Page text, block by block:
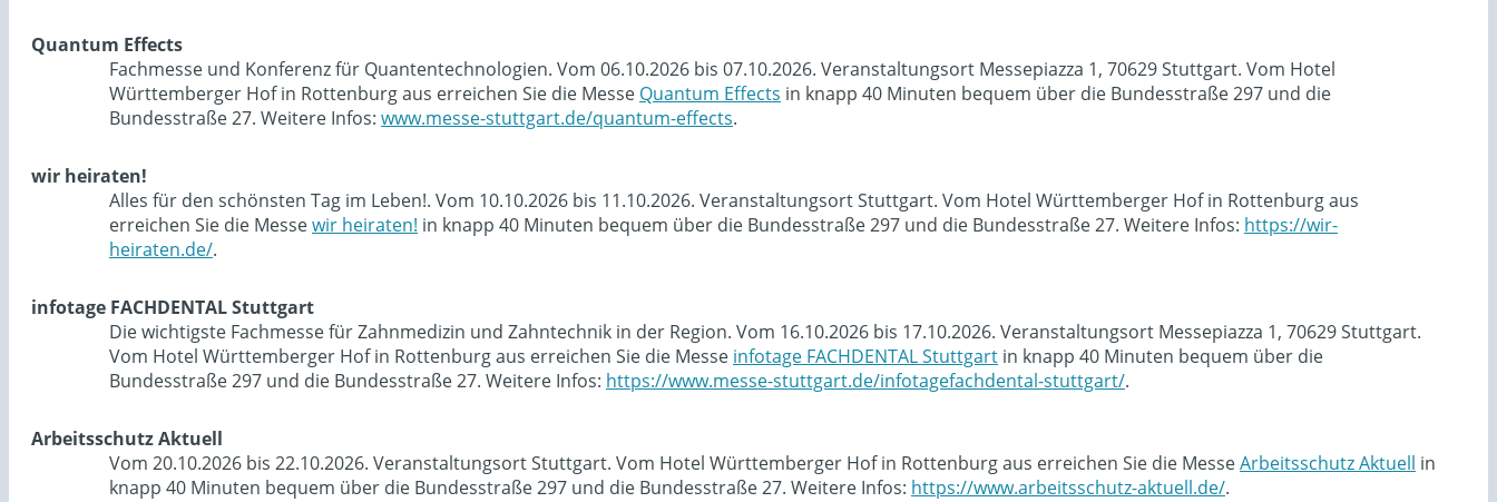
Quantum Effects
Fachmesse und Konferenz für Quantentechnologien. Vom 06.10.2026 bis 07.10.2026. Veranstaltungsort Messepiazza 1, 70629 Stuttgart. Vom Hotel
Württemberger Hof in Rottenburg aus erreichen Sie die Messe Quantum Effects in knapp 40 Minuten bequem über die Bundesstraße 297 und die
Bundesstraße 27. Weitere Infos: www.messe-stuttgart.de/quantum-effects.
wir heiraten!
Alles für den schönsten Tag im Leben!. Vom 10.10.2026 bis 11.10.2026. Veranstaltungsort Stuttgart. Vom Hotel Württemberger Hof in Rottenburg aus
erreichen Sie die Messewir heiraten! in knapp 40 Minuten bequem über die Bundesstraße 297 und die Bundesstraße 27. Weitere Infos: https://wir-
heiraten.de/.
infotage FACHDENTAL Stuttgart
Die wichtigste Fachmesse für Zahnmedizin und Zahntechnik in der Region. Vom 16.10.2026 bis 17.10.2026. Veranstaltungsort Messepiazza 1, 70629 Stuttgart.
Vom Hotel Württemberger Hof in Rottenburg aus erreichen Sie die Messe infotage FACHDENTAL Stuttgart in knapp 40 Minuten bequem über die
Bundesstraße 297 und die Bundesstraße 27. Weitere Infos: https://www.messe-stuttgart.de/infotagefachdental-stuttgart/.
Arbeitsschutz Aktuell
Vom 20.10.2026 bis 22.10.2026. Veranstaltungsort Stuttgart. Vom Hotel Württemberger Hof in Rottenburg aus erreichen Sie die MesseArbeitsschutz Aktuell in
knapp 40 Minuten bequem über die Bundesstraße 297 und die Bundesstraße 27. Weitere Infos: https://www.arbeitsschutz-aktuell.de/.